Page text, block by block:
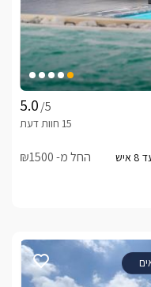
/5
החל מ- ₪1500